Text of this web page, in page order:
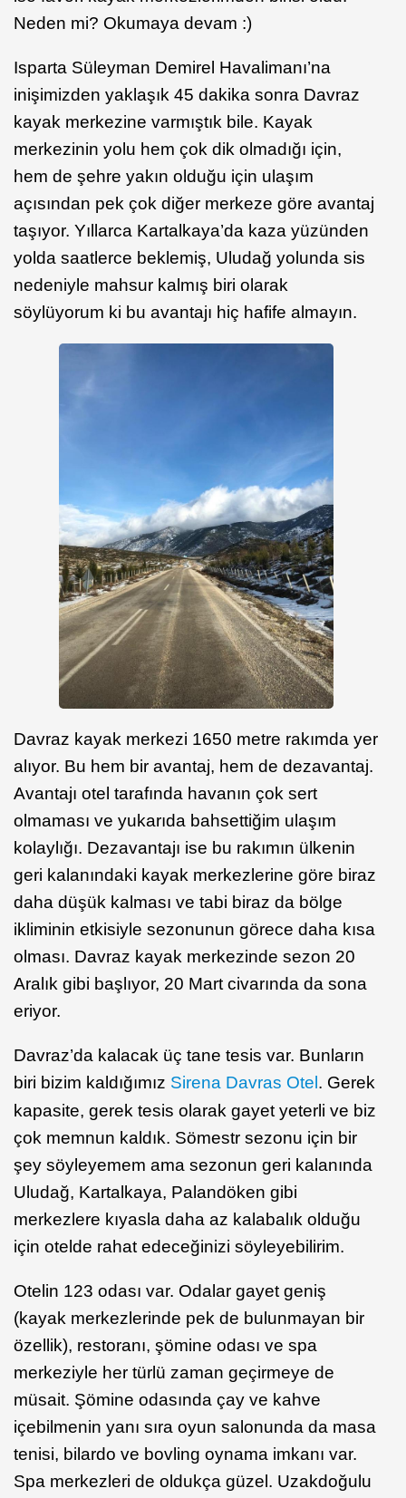
Neden mi? Okumaya devam :)
Isparta Süleyman Demirel Havalimanı’na
inişimizden yaklaşık 45 dakika sonra Davraz
kayak merkezine varmıştık bile. Kayak
merkezinin yolu hem çok dik olmadığı için,
hem de şehre yakın olduğu için ulaşım
açısından pek çok diğer merkeze göre avantaj
taşıyor. Yıllarca Kartalkaya’da kaza yüzünden
yolda saatlerce beklemiş, Uludağ yolunda sis
nedeniyle mahsur kalmış biri olarak
söylüyorum ki bu avantajı hiç hafife almayın.
Davraz kayak merkezi 1650 metre rakımda yer
alıyor. Bu hem bir avantaj, hem de dezavantaj.
Avantajı otel tarafında havanın çok sert
olmaması ve yukarıda bahsettiğim ulaşım
kolaylığı. Dezavantajı ise bu rakımın ülkenin
geri kalanındaki kayak merkezlerine göre biraz
daha düşük kalması ve tabi biraz da bölge
ikliminin etkisiyle sezonunun görece daha kısa
olması. Davraz kayak merkezinde sezon 20
Aralık gibi başlıyor, 20 Mart civarında da sona
eriyor.
Davraz’da kalacak üç tane tesis var. Bunların
biri bizim kaldığımız Sirena Davras Otel . Gerek
kapasite, gerek tesis olarak gayet yeterli ve biz
çok memnun kaldık. Sömestr sezonu için bir
şey söyleyemem ama sezonun geri kalanında
Uludağ, Kartalkaya, Palandöken gibi
merkezlere kıyasla daha az kalabalık olduğu
için otelde rahat edeceğinizi söyleyebilirim.
Otelin 123 odası var. Odalar gayet geniş
(kayak merkezlerinde pek de bulunmayan bir
özellik), restoranı, şömine odası ve spa
merkeziyle her türlü zaman geçirmeye de
müsait. Şömine odasında çay ve kahve
içebilmenin yanı sıra oyun salonunda da masa
tenisi, bilardo ve bovling oynama imkanı var.
Spa merkezleri de oldukça güzel. Uzakdoğulu